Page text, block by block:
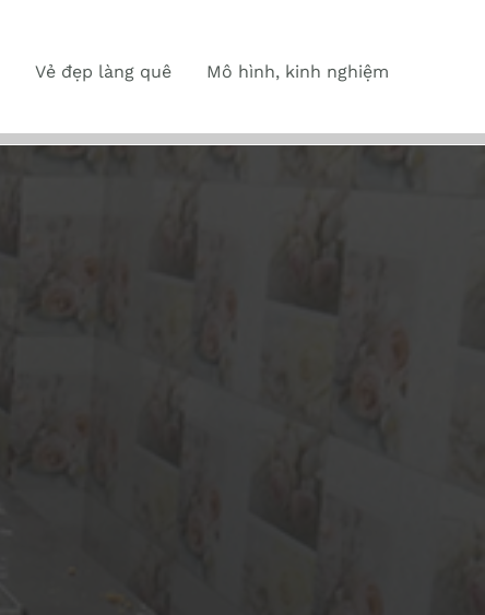
Vẻ đẹp làng quê Mô hình, kinh nghiệm